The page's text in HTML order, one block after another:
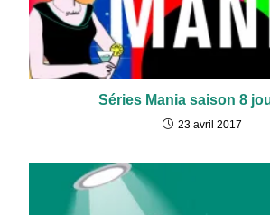
Séries Mania saison 8
23 avril 2017